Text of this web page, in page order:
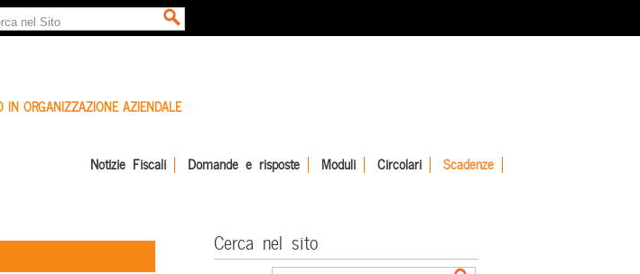
IN ORGANIZZAZIONE AZIENDALE
Notizie Fiscali Domande e risposte Moduli Circolari Scadenze
Cerca nel sito